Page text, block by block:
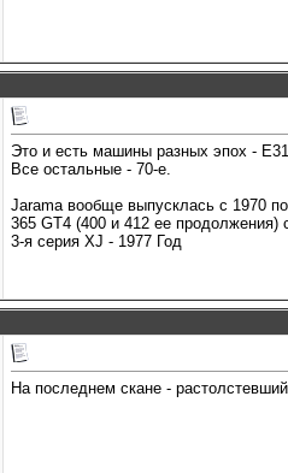
Это и есть машины разных эпох -
Все остальные - 70-е.
Jarama вообще выпусклась с 1970
365 GT4 (400 и 412 ее продолжения)
3-я серия XJ - 1977 Год
На последнем скане -